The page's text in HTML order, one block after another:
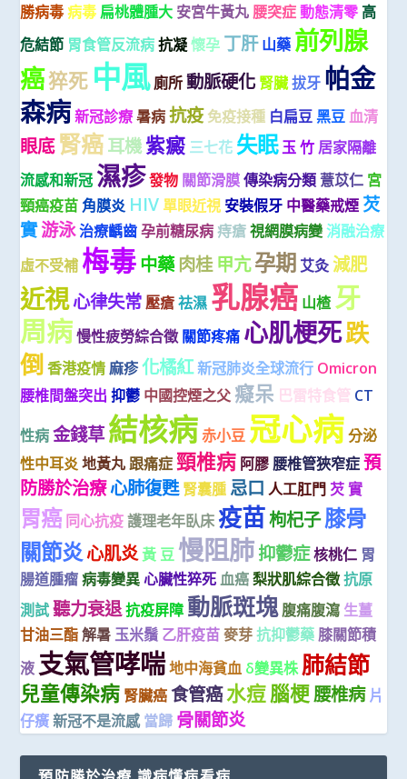
勝病毒 病毒 扁桃體腫大 安宮牛黃丸 腰突症 動態清零 高
危結節 胃食管反流病 抗凝 懷孕 丁肝 山藥 前列腺
癌猝死 中風 廁所 動脈硬化 腎臟拔牙 帕金
森病新冠診療 暑病 抗疫免疫接種 白扁豆 黑豆 血清
眼底 腎癌耳機紫癜 三七花 失眠玉 竹 居家隔離
流感和新冠 濕疹發物 關節滑膜 傳染病分類 薏苡仁 宮
頸癌疫苗 角膜炎 HIV 單眼近視 安裝假牙 中醫藥戒煙 芡
實游泳治療齲齒 孕前糖尿病 痔瘡 視網膜病變 消融治療
虛不受補 梅毒中藥肉桂 甲亢孕期 艾灸 減肥
近視心律失常 壓瘡 祛濕 乳腺癌 山楂 牙
周病 慢性疲勞綜合徵 關節疼痛 心肌梗死跌
倒 香港疫情 麻疹 化橘紅新冠肺炎全球流行 Omicron
腰椎間盤突出 抑鬱 中國控煙之父 癡呆 巴雷特食管 CT
性病 金錢草結核病 赤小豆 冠心病 分泌
性中耳炎 地黃丸 跟痛症 頸椎病 阿膠 腰椎管狹窄症 預
防勝於治療心肺復甦 腎囊腫 忌口 人工肛門 芡 實
胃癌 同心抗疫 護理老年臥床 疫苗枸杞子膝骨
關節炎心肌炎 黃 豆 慢阻肺抑鬱症核桃仁 胃
腸道腫瘤 病毒變異 心臟性猝死 血癌 梨狀肌綜合徵抗原
測試 聽力衰退抗疫屏障 動脈斑塊 腹痛腹瀉 生薑
甘油三酯 解暑 玉米鬚 乙肝疫苗 麥芽 抗抑鬱藥 膝關節積
液 支氣管哮喘地中海貧血 δ變異株 肺結節
兒童傳染病 腎臟癌 食管癌水痘腦梗腰椎病 片
仔癀 新冠不是流感 當歸 骨關節炎